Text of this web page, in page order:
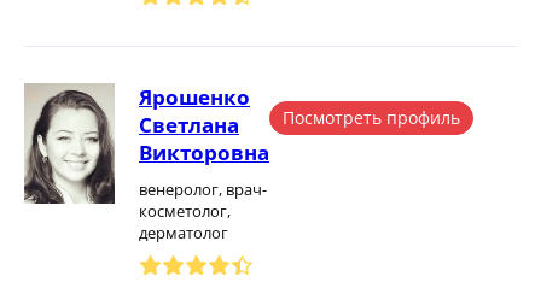
Ярошенко
Светлана
Викторовна
венеролог, врач-
косметолог,
дерматолог
Посмотреть профиль